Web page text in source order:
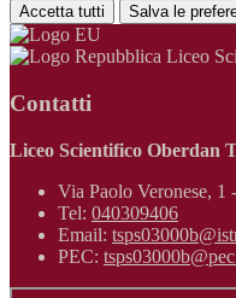
Accetta tutti Salva le
Liceo
Contatti
Liceo Scientifico Oberdan
Via Paolo Veronese, 1
Tel: 040309406
Email:
PEC: